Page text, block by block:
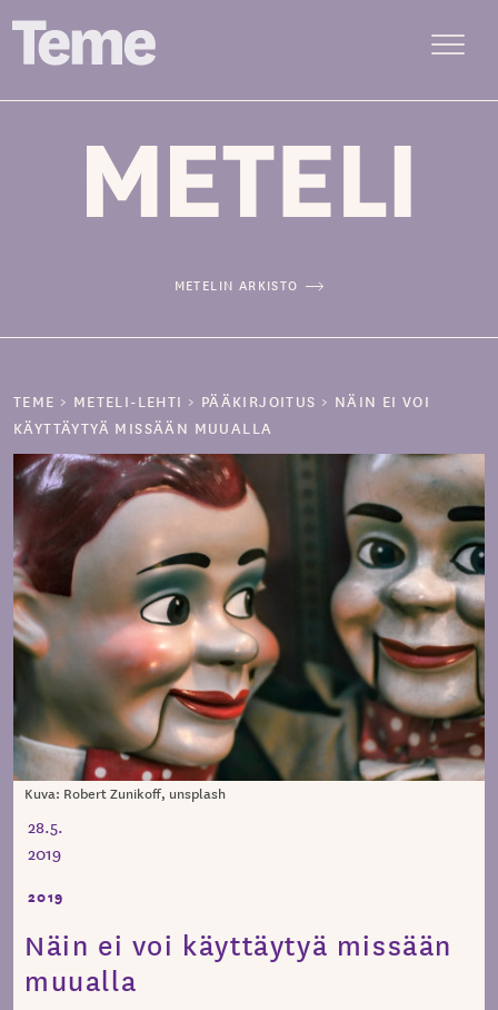
METELIN ARKISTO
TEME > METELI-LEHTI > PÄÄKIRJOITUS > NÄIN EI VOI
KÄYTTÄYTYÄ MISSÄÄN MUUALLA
Kuva: Robert Zunikoff, unsplash
28.5.
2019
2019
Näin ei voi käyttäytyä missään
muualla